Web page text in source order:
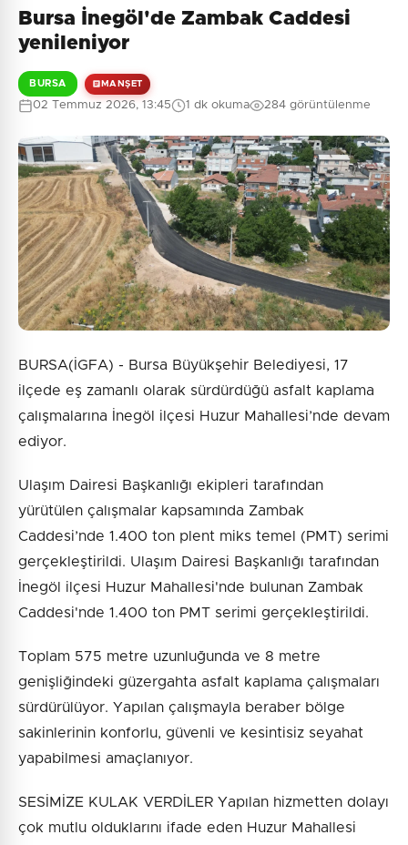
Bursa İnegöl'de Zambak Caddesi
yenileniyor
BURSA MANŞET
02 Temmuz 2026, 13:45 1 dk okuma 284 görüntülenme
BURSA(İGFA) - Bursa Büyükşehir Belediyesi, 17
ilçede eş zamanlı olarak sürdürdüğü asfalt kaplama
çalışmalarına İnegöl ilçesi Huzur Mahallesi’nde devam
ediyor.
Ulaşım Dairesi Başkanlığı ekipleri tarafından
yürütülen çalışmalar kapsamında Zambak
Caddesi’nde 1.400 ton plent miks temel (PMT) serimi
gerçekleştirildi. Ulaşım Dairesi Başkanlığı tarafından
İnegöl ilçesi Huzur Mahallesi'nde bulunan Zambak
Caddesi'nde 1.400 ton PMT serimi gerçekleştirildi.
Toplam 575 metre uzunluğunda ve 8 metre
genişliğindeki güzergahta asfalt kaplama çalışmaları
sürdürülüyor. Yapılan çalışmayla beraber bölge
sakinlerinin konforlu, güvenli ve kesintisiz seyahat
yapabilmesi amaçlanıyor.
SESİMİZE KULAK VERDİLER Yapılan hizmetten dolayı
çok mutlu olduklarını ifade eden Huzur Mahallesi